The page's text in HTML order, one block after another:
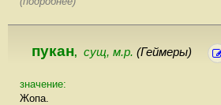
пукан, сущ, м.р. (Геймеры)
значение:
Жопа.